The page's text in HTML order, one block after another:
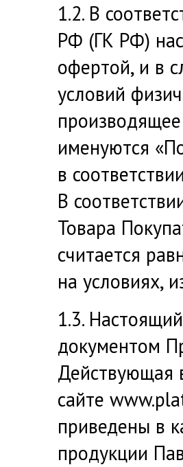
1.2. В
РФ (ГК РФ)
офертой, и в
условий
именуются
в
В
Товара
считается
на условиях,
1.3.
документом
Действующая
сайте
приведены в
продукции